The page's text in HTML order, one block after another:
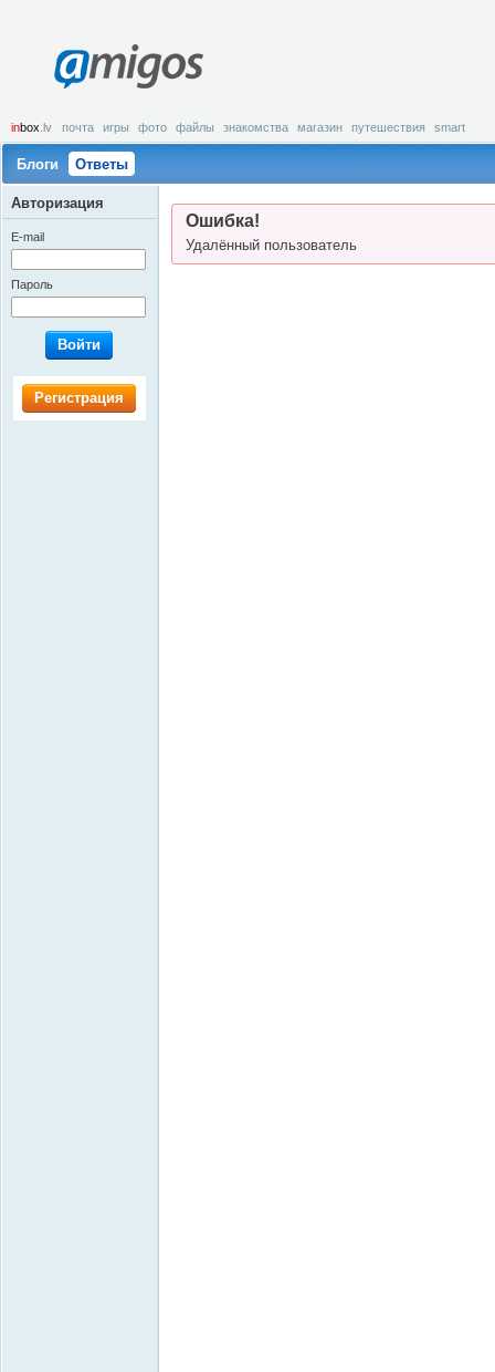
amigos
inbox .lv почта игры фото файлы знакомства магазин путешествия smart
Блоги Ответы
Ошибка!
Удалённый пользователь
Авторизация
E-mail
Пароль
Войти
Регистрация